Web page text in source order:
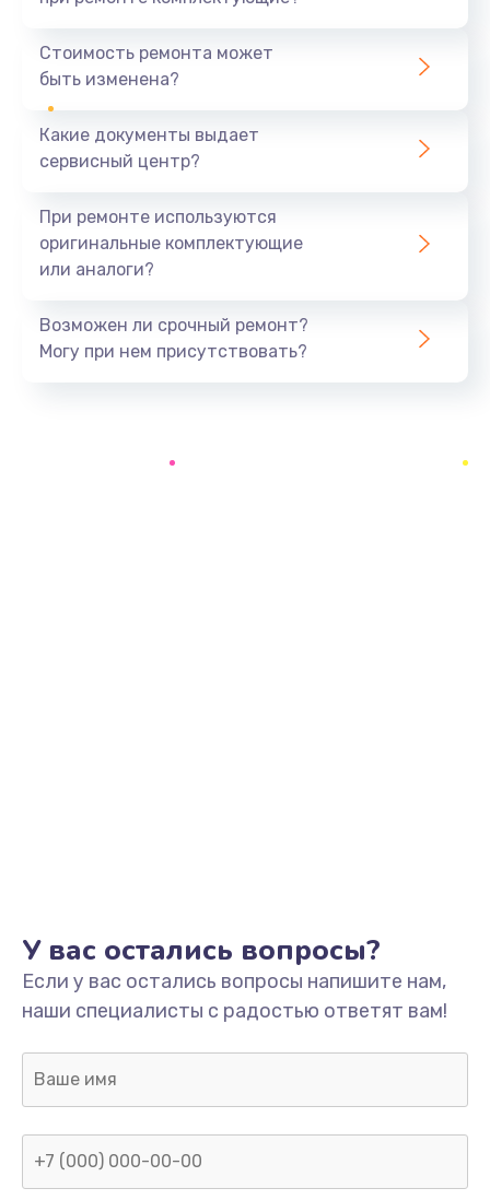
1440 руб.
Ремонт южного моста
Замена батарейки BIOS
Заказать
Замена/Pемонт карбюратора
1300 руб.
Заказать
Ремонт капиллярной трубки
400 руб.
Стоимость ремонта может
быть изменена?
Какие документы выдает
сервисный центр?
При ремонте используются
оригинальные комплектующие
или аналоги?
Возможен ли срочный ремонт?
Могу при нем присутствовать?
У вас остались вопросы?
Если у вас остались вопросы напишите нам,
наши специалисты с радостью ответят вам!